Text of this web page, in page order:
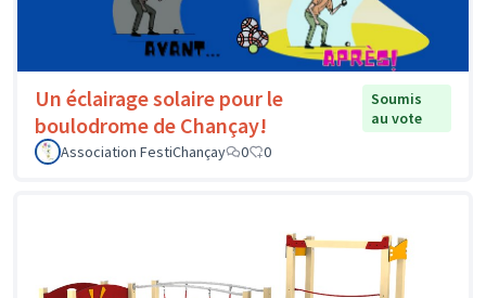
Un éclairage solaire pour le
boulodrome de Chançay!
Soumis
au vote
Association FestiChançay
0 0